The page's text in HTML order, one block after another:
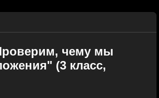
чему мы
(3 класс,